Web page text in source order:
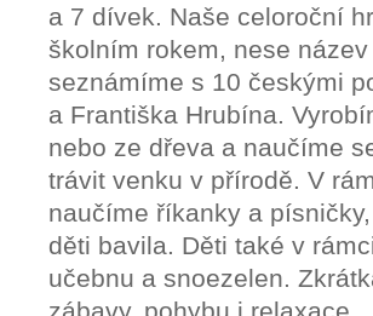
a 7 dívek. Naše celoroční
školním rokem, nese
seznámíme s 10 českými
a Františka Hrubína.
nebo ze dřeva a naučíme
trávit venku v přírodě. V
naučíme říkanky a
děti bavila. Děti také v
učebnu a snoezelen.